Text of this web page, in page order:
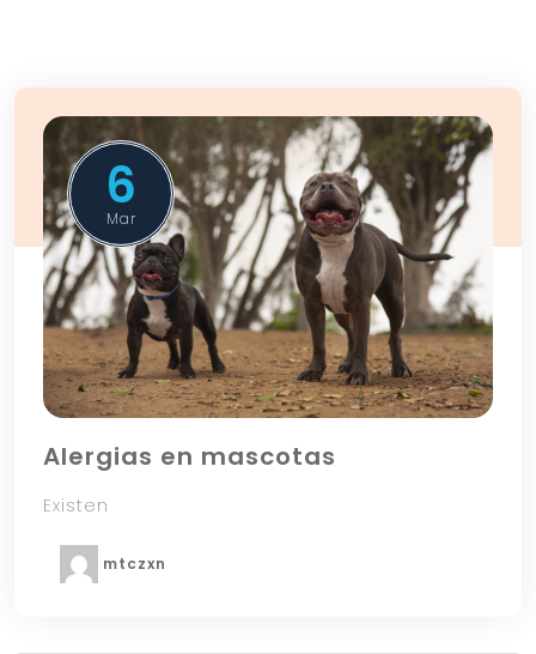
6
Mar
Alergias en mascotas
Existen
mtczxn